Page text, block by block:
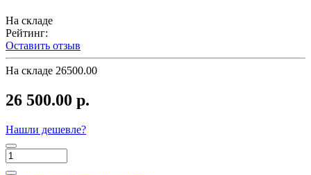
На складе
Рейтинг:
Оставить отзыв
На складе 26500.00
26 500.00 р.
Нашли дешевле?